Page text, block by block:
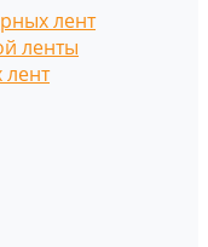
лент
ленты